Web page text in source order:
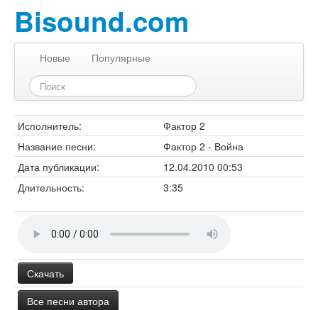
Bisound.com
Новые Популярные
Исполнитель:
Фактор 2
Название песни:
Фактор 2 - Война
Дата публикации:
12.04.2010 00:53
Длительность:
3:35
Скачать
Все песни автора